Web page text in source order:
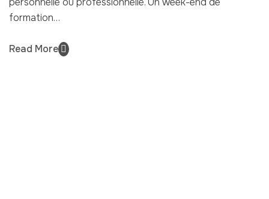
formation…
Read More